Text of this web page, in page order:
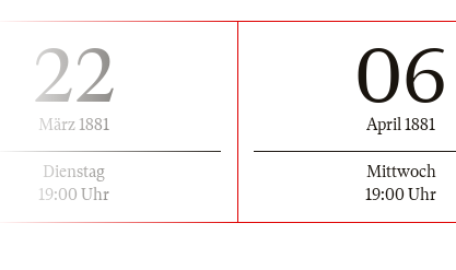
22
März 1881
Dienstag
19:00 Uhr
06
April 1881
Mittwoch
19:00 Uhr